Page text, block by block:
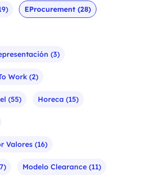
EProcurement (28)
(3)
Work (2)
(55) Horeca (15)
Valores (16)
Modelo Clearance (11)